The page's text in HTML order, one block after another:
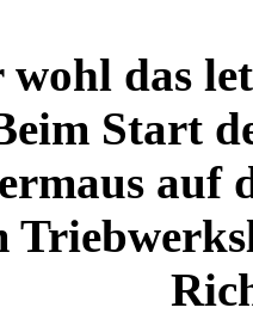
wohl das
Start